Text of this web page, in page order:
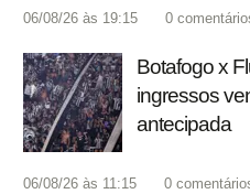
06/08/26 às 19:15 0
Botafogo x
ingressos
antecipada
06/08/26 às 11:15 0